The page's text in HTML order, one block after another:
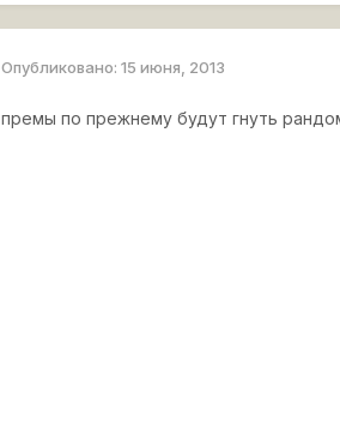
Опубликовано:15 июня, 2013
премы по прежнему будут гнуть